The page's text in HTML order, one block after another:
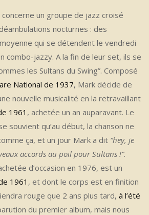
un groupe de jazz croisé
nocturnes : des
qui se détendent le vendredi
combo-jazzy. A la fin de leur set, ils se
les Sultans du Swing”. Composé
National de 1937, Mark décide de
nouvelle musicalité en la retravaillant
1961 , achetée un an auparavant. Le
souvient qu’au début, la chanson ne
ça, et un jour Mark a dit “hey, je
accords au poil pour Sultans !”.
d’occasion en 1976, est un
1961 , et dont le corps est en finition
rouge que 2 ans plus tard, à l’été
du premier album, mais nous